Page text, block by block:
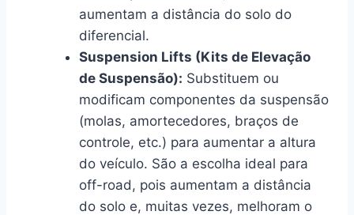
aumentam a distância do solo do
diferencial.
Suspension Lifts (Kits de Elevação
de Suspensão): Substituem ou
modificam componentes da suspensão
(molas, amortecedores, braços de
controle, etc.) para aumentar a altura
do veículo. São a escolha ideal para
off-road, pois aumentam a distância
do solo e, muitas vezes, melhoram o